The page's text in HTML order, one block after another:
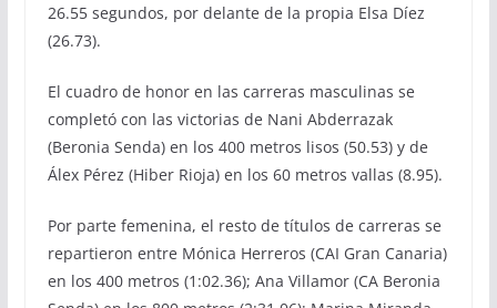
26.55 segundos, por delante de la propia Elsa Díez
(26.73).
El cuadro de honor en las carreras masculinas se
completó con las victorias de Nani Abderrazak
(Beronia Senda) en los 400 metros lisos (50.53) y de
Álex Pérez (Hiber Rioja) en los 60 metros vallas (8.95).
Por parte femenina, el resto de títulos de carreras se
repartieron entre Mónica Herreros (CAI Gran Canaria)
en los 400 metros (1:02.36); Ana Villamor (CA Beronia